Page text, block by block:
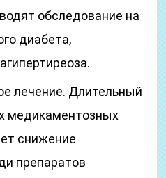
обследование на
диабета,
лечение. Длительный
медикаментозных
снижение
препаратов